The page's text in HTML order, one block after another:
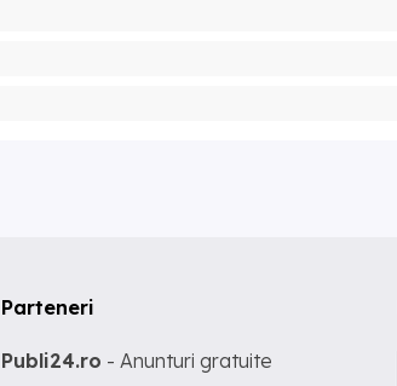
Parteneri
Publi24.ro - Anunturi gratuite